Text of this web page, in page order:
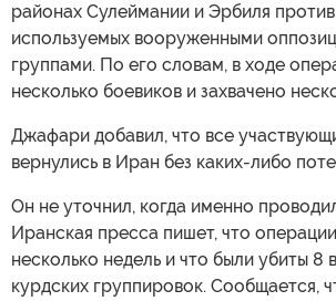
районах Сулеймании и Эрбиля против
используемых вооруженными
группами. По его словам, в ходе
несколько боевиков и захвачено
Джафари добавил, что все
вернулись в Иран без каких-либо
Он не уточнил, когда именно
Иранская пресса пишет, что
несколько недель и что были убиты 8
курдских группировок. Сообщается,